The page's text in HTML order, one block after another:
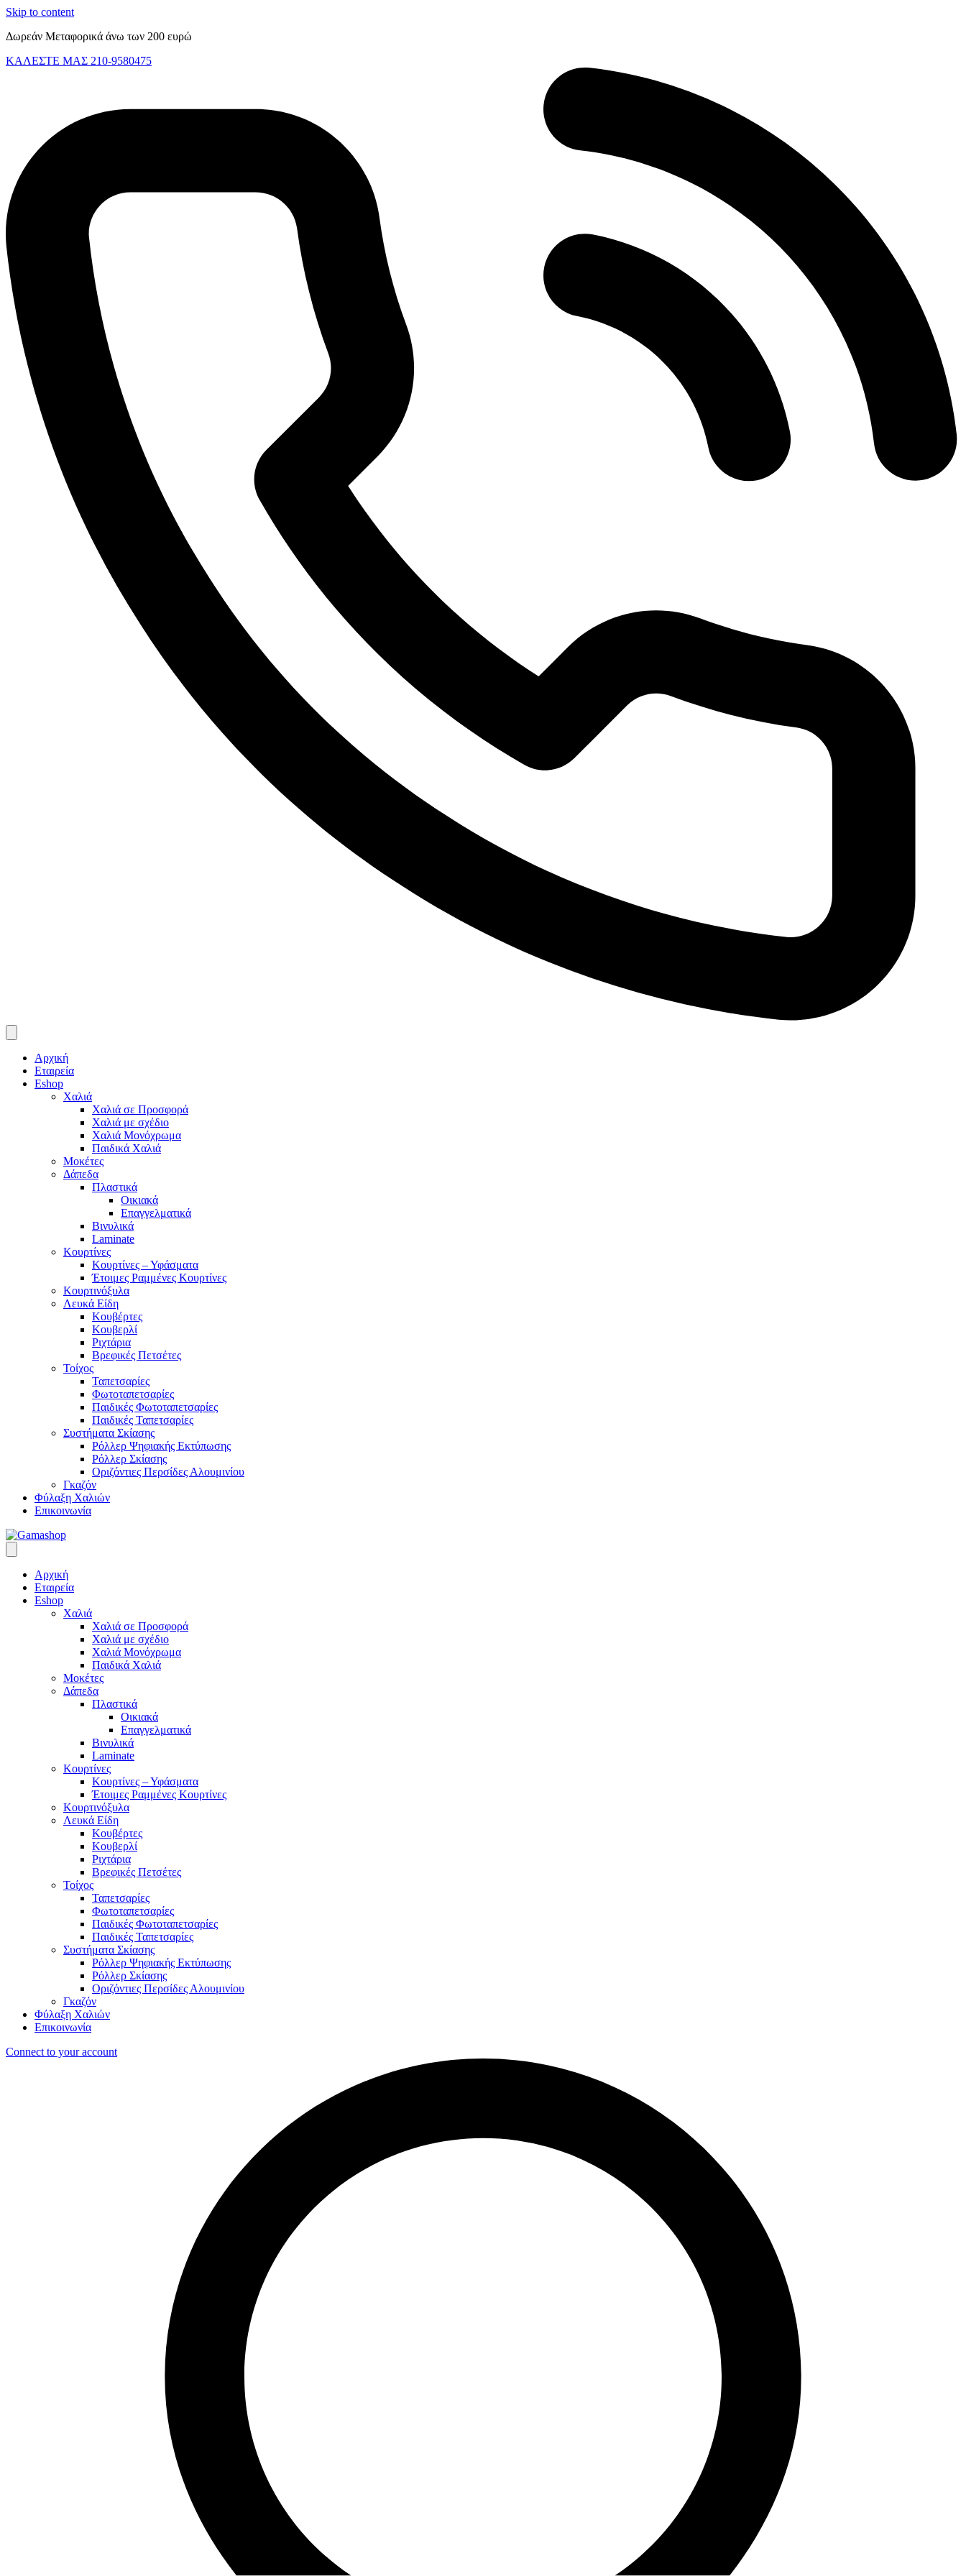
Skip to content
Δωρεάν Μεταφορικά άνω των 200 ευρώ
ΚΑΛΕΣΤΕ ΜΑΣ 210-9580475
Αρχική
Εταιρεία
Eshop
Χαλιά
Χαλιά σε Προσφορά
Χαλιά με σχέδιο
Χαλιά Μονόχρωμα
Παιδικά Χαλιά
Μοκέτες
Δάπεδα
Πλαστικά
Οικιακά
Επαγγελματικά
Βινυλικά
Laminate
Κουρτίνες
Κουρτίνες – Υφάσματα
Έτοιμες Ραμμένες Κουρτίνες
Κουρτινόξυλα
Λευκά Είδη
Κουβέρτες
Κουβερλί
Ριχτάρια
Βρεφικές Πετσέτες
Τοίχος
Ταπετσαρίες
Φωτοταπετσαρίες
Παιδικές Φωτοταπετσαρίες
Παιδικές Ταπετσαρίες
Συστήματα Σκίασης
Ρόλλερ Ψηφιακής Εκτύπωσης
Ρόλλερ Σκίασης
Οριζόντιες Περσίδες Αλουμινίου
Γκαζόν
Φύλαξη Χαλιών
Επικοινωνία
Αρχική
Εταιρεία
Eshop
Χαλιά
Χαλιά σε Προσφορά
Χαλιά με σχέδιο
Χαλιά Μονόχρωμα
Παιδικά Χαλιά
Μοκέτες
Δάπεδα
Πλαστικά
Οικιακά
Επαγγελματικά
Βινυλικά
Laminate
Κουρτίνες
Κουρτίνες – Υφάσματα
Έτοιμες Ραμμένες Κουρτίνες
Κουρτινόξυλα
Λευκά Είδη
Κουβέρτες
Κουβερλί
Ριχτάρια
Βρεφικές Πετσέτες
Τοίχος
Ταπετσαρίες
Φωτοταπετσαρίες
Παιδικές Φωτοταπετσαρίες
Παιδικές Ταπετσαρίες
Συστήματα Σκίασης
Ρόλλερ Ψηφιακής Εκτύπωσης
Ρόλλερ Σκίασης
Οριζόντιες Περσίδες Αλουμινίου
Γκαζόν
Φύλαξη Χαλιών
Επικοινωνία
Connect to your account